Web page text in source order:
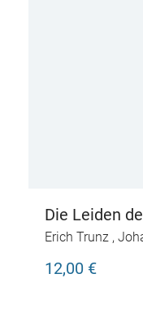
Die Leiden
Erich Trunz ,
12,00 €